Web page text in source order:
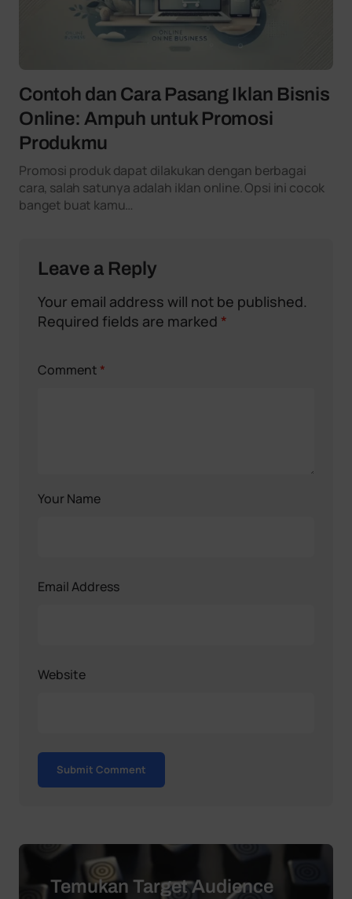
Contoh dan Cara Pasang Iklan Bisnis
Online: Ampuh untuk Promosi
Produkmu
Promosi produk dapat dilakukan dengan berbagai
cara, salah satunya adalah iklan online. Opsi ini cocok
banget buat kamu…
Leave a Reply
Your email address will not be published.
Required fields are marked *
Comment *
Your Name
Email Address
Website
Submit Comment
Temukan Target Audience